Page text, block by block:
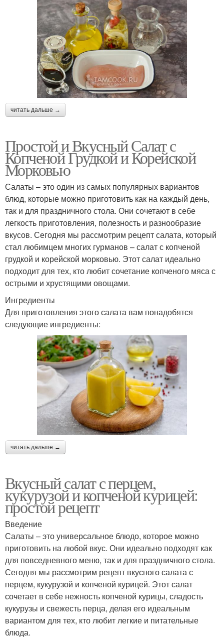
читать дальше →
Простой и Вкусный Салат с
Копченой Грудкой и Корейской
Морковью
Салаты – это один из самых популярных вариантов
блюд, которые можно приготовить как на каждый день,
так и для праздничного стола. Они сочетают в себе
легкость приготовления, полезность и разнообразие
вкусов. Сегодня мы рассмотрим рецепт салата, который
стал любимцем многих гурманов – салат с копченой
грудкой и корейской морковью. Этот салат идеально
подходит для тех, кто любит сочетание копченого мяса с
острыми и хрустящими овощами.
Ингредиенты
Для приготовления этого салата вам понадобятся
следующие ингредиенты:
читать дальше →
Вкусный салат с перцем,
кукурузой и копченой курицей:
простой рецепт
Введение
Салаты – это универсальное блюдо, которое можно
приготовить на любой вкус. Они идеально подходят как
для повседневного меню, так и для праздничного стола.
Сегодня мы рассмотрим рецепт вкусного салата с
перцем, кукурузой и копченой курицей. Этот салат
сочетает в себе нежность копченой курицы, сладость
кукурузы и свежесть перца, делая его идеальным
вариантом для тех, кто любит легкие и питательные
блюда.